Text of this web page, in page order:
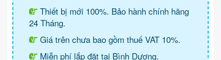
Thiết bị mới 100%. Bảo hành chính hãng
24 Tháng.
Giá trên chưa bao gồm thuế VAT 10%.
Miễn phí lắp đặt tại Bình Dương.